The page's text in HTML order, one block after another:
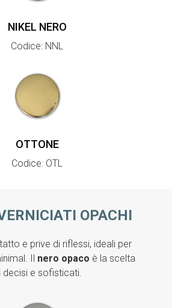
NIKEL NERO
Codice: NNL
OTTONE
Codice: OTL
OPACHI
e prive di riflessi, ideali per
Il nero opaco è la scelta
e sofisticati.